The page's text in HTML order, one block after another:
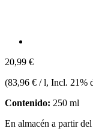
20,99 €
(83,96 € / l, Incl. 21%
Contenido: 250 ml
En almacén a partir